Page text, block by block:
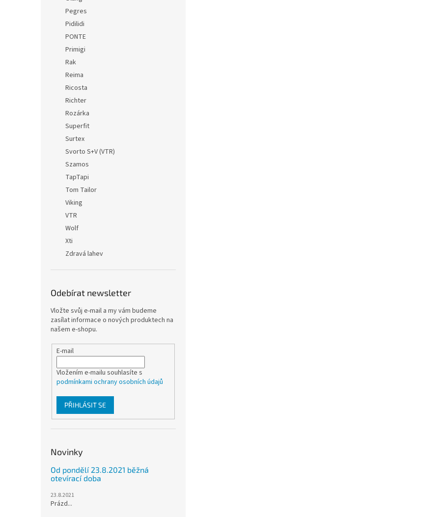
Pegres
Pidilidi
PONTE
Primigi
Rak
Reima
Ricosta
Richter
Rozárka
Superfit
Surtex
Svorto S+V (VTR)
Szamos
TapTapi
Tom Tailor
Viking
VTR
Wolf
Xti
Zdravá lahev
Odebírat newsletter
Vložte svůj e-mail a my vám budeme
zasílat informace o nových produktech na
našem e-shopu.
E-mail
Vložením e-mailu souhlasíte s
podmínkami ochrany osobních údajů
PŘIHLÁSIT SE
Novinky
Od pondělí 23.8.2021 běžná
otevírací doba
23.8.2021
Prázd...